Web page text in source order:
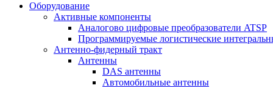
Оборудование
Активные компоненты
Аналогово цифровые преобразователи ATSP
Программируемые логистические
Антенно-фидерный тракт
Антенны
DAS антенны
Автомобильные антенны